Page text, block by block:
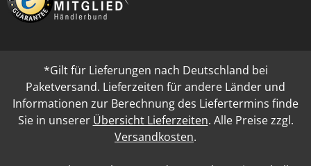
*Gilt für Lieferungen nach Deutschland bei
Paketversand. Lieferzeiten für andere Länder und
Informationen zur Berechnung des Liefertermins finde
Sie in unserer Übersicht Lieferzeiten. Alle Preise zzgl.
Versandkosten.